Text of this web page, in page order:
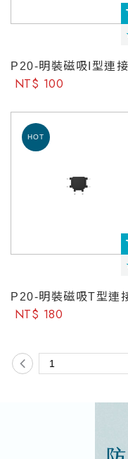
NT$ 100
NT$ 180